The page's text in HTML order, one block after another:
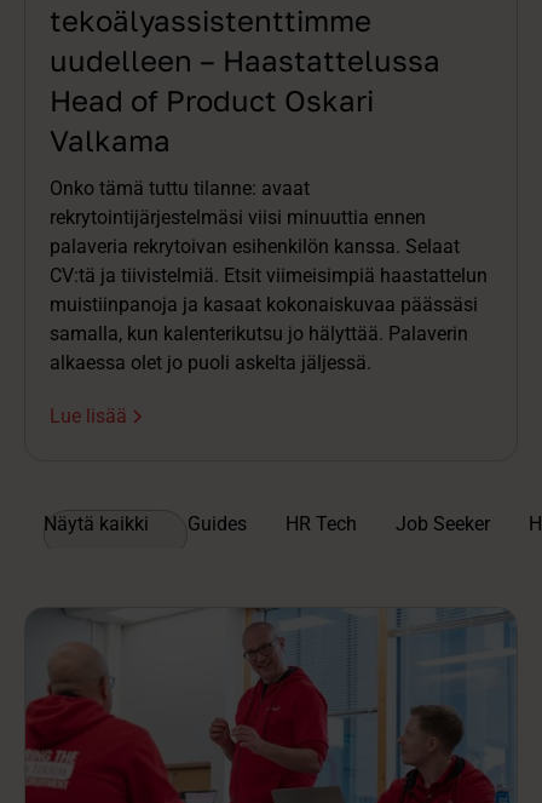
tekoälyassistenttimme
uudelleen – Haastattelussa
Head of Product Oskari
Valkama
Onko tämä tuttu tilanne: avaat
rekrytointijärjestelmäsi viisi minuuttia ennen
palaveria rekrytoivan esihenkilön kanssa. Selaat
CV:tä ja tiivistelmiä. Etsit viimeisimpiä haastattelun
muistiinpanoja ja kasaat kokonaiskuvaa päässäsi
samalla, kun kalenterikutsu jo hälyttää. Palaverin
alkaessa olet jo puoli askelta jäljessä.
Lue lisää
Näytä kaikki Guides HR Tech Job Seeker